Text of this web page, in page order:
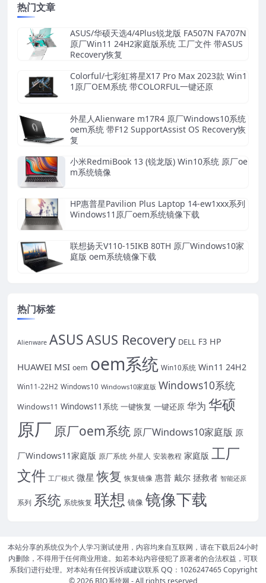
热门文章
ASUS/华硕天选4/4Plus锐龙版 FA507N FA707N
原厂Win11 24H2家庭版系统 工厂文件 带ASUS
Recovery恢复
Colorful/七彩虹将星X17 Pro Max 2023款 Win1
1原厂OEM系统 带COLORFUL一键还原
外星人Alienware m17R4 原厂Windows10系统
oem系统 带F12 SupportAssist OS Recovery恢
复
小米RedmiBook 13 (锐龙版) Win10系统 原厂oe
m系统镜像
HP惠普星Pavilion Plus Laptop 14-ew1xxx系列
Windows11原厂oem系统镜像下载
联想扬天V110-15IKB 80TH 原厂Windows10家
庭版 oem系统镜像下载
热门标签
Alienware ASUSASUS Recovery DELL F3 HP
HUAWEI MSI oem oem系统 Win10系统 Win11 24H2
Win11-22H2 Windows10 Windows10家庭版 Windows10系统
Windows11 Windows11系统 一键恢复 一键还原 华为 华硕
原厂 原厂oem系统 原厂Windows10家庭版 原
厂Windows11家庭版 原厂系统 外星人 安装教程 家庭版 工厂
文件 工厂模式 微星 恢复 恢复镜像 惠普 戴尔 拯救者 智能还原
系列 系统 系统恢复 联想 镜像 镜像下载
本站分享的系统仅为个人学习测试使用，内容均来自互联网，请在下载后24小时
内删除，不得用于任何商业用途。如若本站内容侵犯了原著者的合法权益，可联
系我们进行处理。对本站有任何投诉或建议联系 QQ：1026247465 Copyright
© 2026 BIO系统网 - All rights reserved